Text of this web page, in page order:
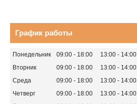
График работы
Понедельник 09:00 18:00 13:00
14:00
Вторник
09:00 18:00 13:00
14:00
Среда
09:00 18:00 13:00
14:00
Четверг
09:00 18:00 13:00
14:00